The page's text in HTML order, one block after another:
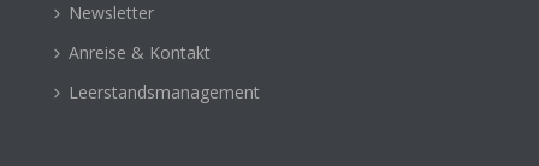
Newsletter
Anreise & Kontakt
Leerstandsmanagement